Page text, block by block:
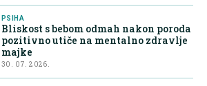
PSIHA
Bliskost s bebom odmah nakon poroda
pozitivno utiče na mentalno zdravlje
majke
30. 07. 2026.